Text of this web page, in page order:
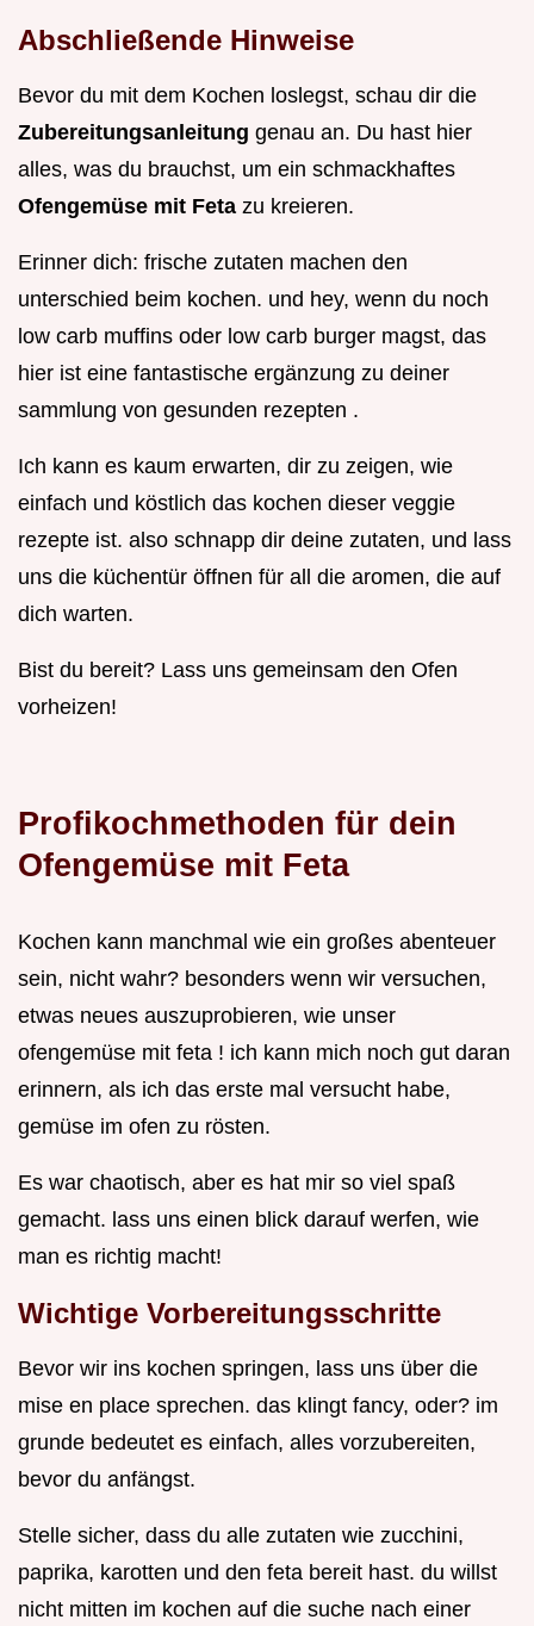
Abschließende Hinweise
Bevor du mit dem Kochen loslegst, schau dir die
Zubereitungsanleitung genau an. Du hast hier
alles, was du brauchst, um ein schmackhaftes
Ofengemüse mit Feta zu kreieren.
Erinner dich: frische zutaten machen den
unterschied beim kochen. und hey, wenn du noch
low carb muffins oder low carb burger magst, das
hier ist eine fantastische ergänzung zu deiner
sammlung von gesunden rezepten .
Ich kann es kaum erwarten, dir zu zeigen, wie
einfach und köstlich das kochen dieser veggie
rezepte ist. also schnapp dir deine zutaten, und lass
uns die küchentür öffnen für all die aromen, die auf
dich warten.
Bist du bereit? Lass uns gemeinsam den Ofen
vorheizen!
Profikochmethoden für dein
Ofengemüse mit Feta
Kochen kann manchmal wie ein großes abenteuer
sein, nicht wahr? besonders wenn wir versuchen,
etwas neues auszuprobieren, wie unser
ofengemüse mit feta ! ich kann mich noch gut daran
erinnern, als ich das erste mal versucht habe,
gemüse im ofen zu rösten.
Es war chaotisch, aber es hat mir so viel spaß
gemacht. lass uns einen blick darauf werfen, wie
man es richtig macht!
Wichtige Vorbereitungsschritte
Bevor wir ins kochen springen, lass uns über die
mise en place sprechen. das klingt fancy, oder? im
grunde bedeutet es einfach, alles vorzubereiten,
bevor du anfängst.
Stelle sicher, dass du alle zutaten wie zucchini,
paprika, karotten und den feta bereit hast. du willst
nicht mitten im kochen auf die suche nach einer